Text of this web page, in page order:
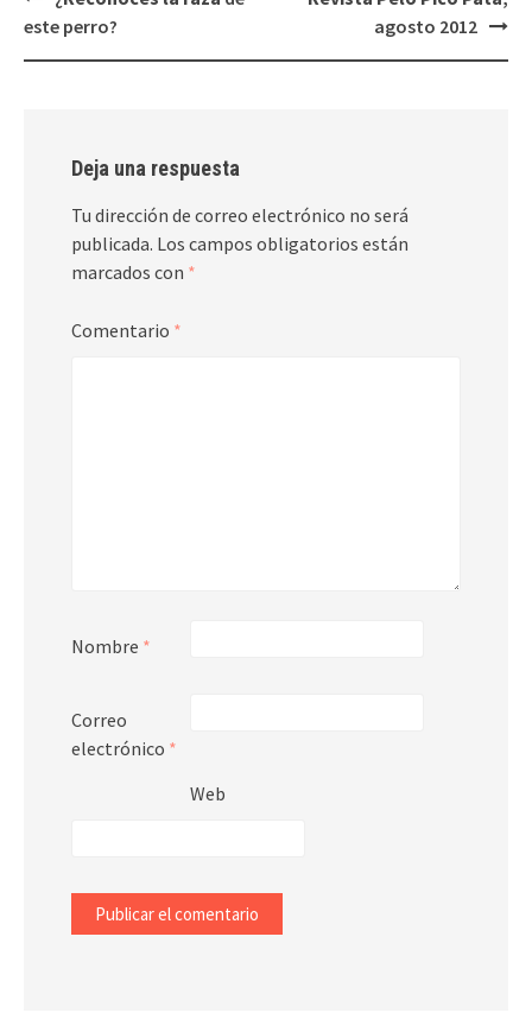
de
entradas
este perro?
agosto 2012
Deja una respuesta
Tu dirección de correo electrónico no será
publicada. Los campos obligatorios están
marcados con *
Comentario *
Nombre *
Correo
electrónico *
Web